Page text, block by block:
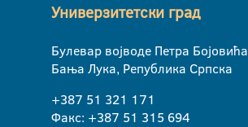
Универзитетски град
Булевар војводе Петра Бојовића
Бања Лука, Република Српска
+387 51 321 171
Факс: +387 51 315 694